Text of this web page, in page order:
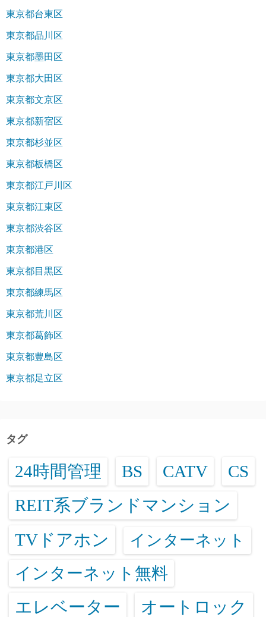
東京都台東区
東京都品川区
東京都墨田区
東京都大田区
東京都文京区
東京都新宿区
東京都杉並区
東京都板橋区
東京都江戸川区
東京都江東区
東京都渋谷区
東京都港区
東京都目黒区
東京都練馬区
東京都荒川区
東京都葛飾区
東京都豊島区
東京都足立区
タグ
24時間管理 BS CATV CS
REIT系ブランドマンション
TVドアホン インターネット
インターネット無料
エレベーター オートロック